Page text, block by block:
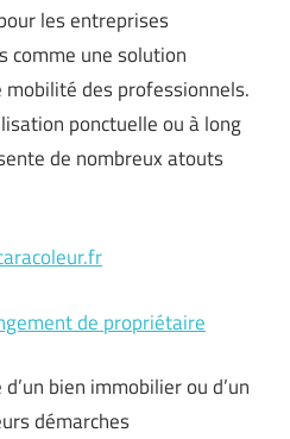
les entreprises
comme une solution
des professionnels.
ponctuelle ou à long
de nombreux atouts
de propriétaire
bien immobilier ou d’un
démarches